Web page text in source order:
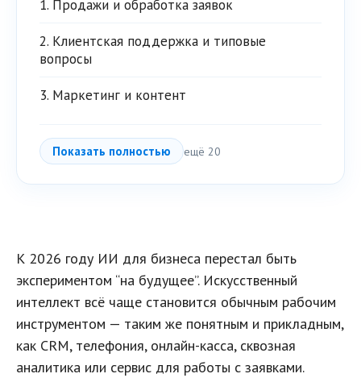
1. Продажи и обработка заявок
2. Клиентская поддержка и типовые
вопросы
3. Маркетинг и контент
Показать полностью ещё 20
К 2026 году ИИ для бизнеса перестал быть
экспериментом “на будущее”. Искусственный
интеллект всё чаще становится обычным рабочим
инструментом — таким же понятным и прикладным,
как CRM, телефония, онлайн-касса, сквозная
аналитика или сервис для работы с заявками.